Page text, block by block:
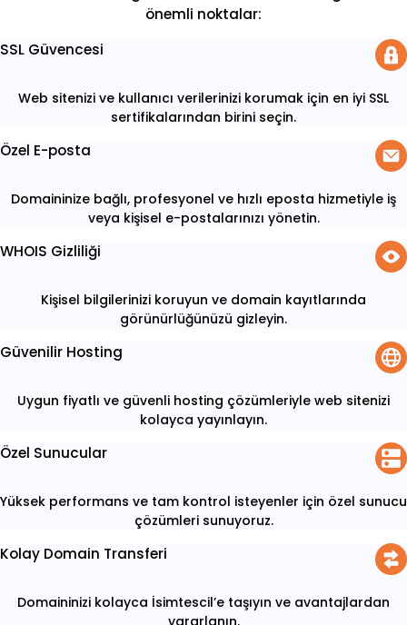
önemli noktalar:
SSL Güvencesi
Web sitenizi ve kullanıcı verilerinizi korumak için en iyi SSL
sertifikalarından birini seçin.
Özel E-posta
Domaininize bağlı, profesyonel ve hızlı eposta hizmetiyle iş
veya kişisel e-postalarınızı yönetin.
WHOIS Gizliliği
Kişisel bilgilerinizi koruyun ve domain kayıtlarında
görünürlüğünüzü gizleyin.
Güvenilir Hosting
Uygun fiyatlı ve güvenli hosting çözümleriyle web sitenizi
kolayca yayınlayın.
Özel Sunucular
Yüksek performans ve tam kontrol isteyenler için özel sunucu
çözümleri sunuyoruz.
Kolay Domain Transferi
Domaininizi kolayca İsimtescil’e taşıyın ve avantajlardan
yararlanın.